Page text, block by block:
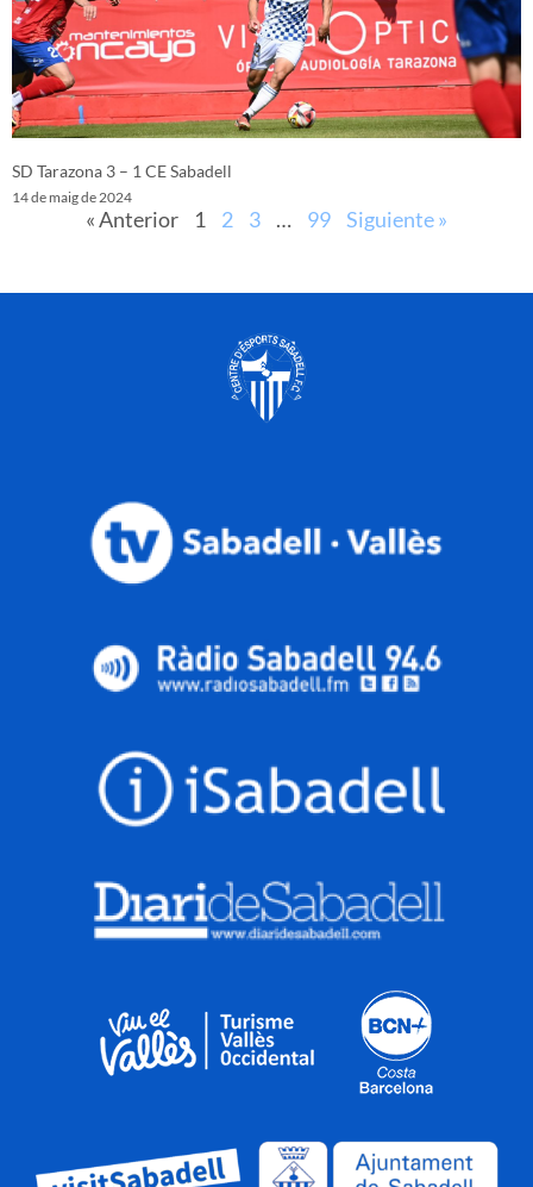
SD Tarazona 3 – 1 CE Sabadell
14 de maig de 2024
« Anterior 1 2 3 … 99 Siguiente »